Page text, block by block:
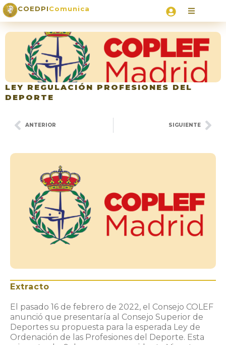
COEDPIComunica
LEY REGULACIÓN PROFESIONES DEL
DEPORTE
ANTERIOR SIGUIENTE
Extracto
El pasado 16 de febrero de 2022, el Consejo COLEF
anunció que presentaría al Consejo Superior de
Deportes su propuesta para la esperada Ley de
Ordenación de las Profesiones del Deporte. Esta